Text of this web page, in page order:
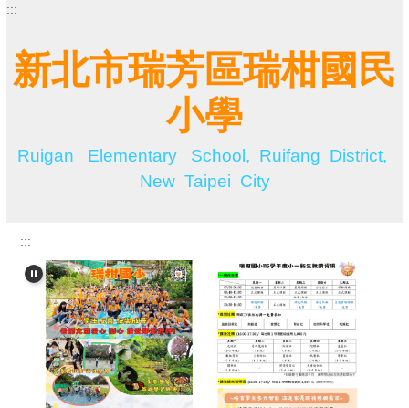
跳
主
要
內
:::
新北市瑞芳區瑞柑國民
小學
Ruigan Elementary School, Ruifang District,
New Taipei City
:::